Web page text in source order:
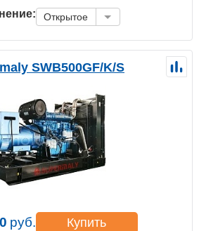
Открытое
SWB500GF/K/S
руб. Купить